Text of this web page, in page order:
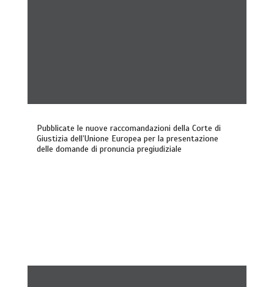
Pubblicate le nuove raccomandazioni della Corte di
Giustizia dell’Unione Europea per la presentazione
delle domande di pronuncia pregiudiziale